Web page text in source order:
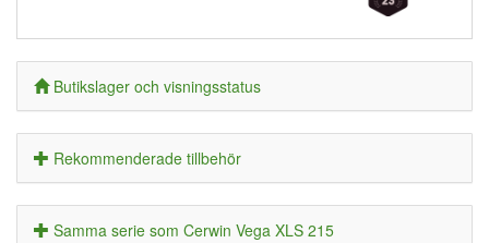
Butikslager och visningsstatus
Rekommenderade tillbehör
Samma serie som Cerwin Vega XLS 215